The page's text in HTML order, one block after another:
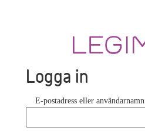
Logga in
E-postadress eller användarnamn